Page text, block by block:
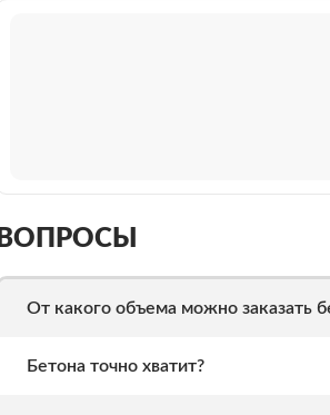
ВОПРОСЫ
От какого объема можно заказать
Бетона точно хватит?